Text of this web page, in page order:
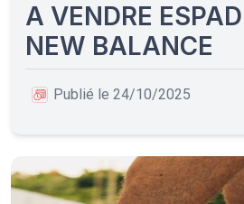
A VENDRE
NEW BALANCE
Publié le 24/10/2025